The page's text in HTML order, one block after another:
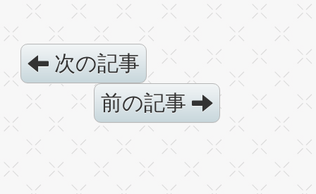
次の記事
前の記事